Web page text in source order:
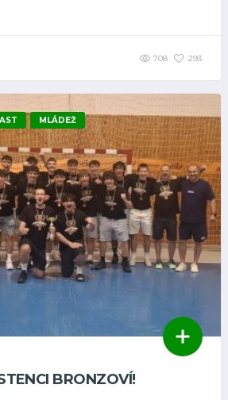
708 293
MLÁDEŽ
BRONZOVÍ!